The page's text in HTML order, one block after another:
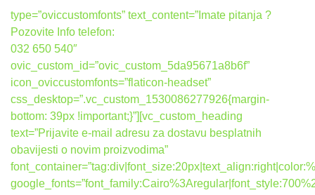
type=”oviccustomfonts” text_content=”Imate pitanja ?
Pozovite Info telefon:
032 650 540″
ovic_custom_id=”ovic_custom_5da95671a8b6f”
icon_oviccustomfonts=”flaticon-headset”
css_desktop=”.vc_custom_1530086277926{margin-
bottom: 39px !important;}”][vc_custom_heading
text=”Prijavite e-mail adresu za dostavu besplatnih
obavijesti o novim proizvodima”